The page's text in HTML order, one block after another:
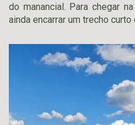
do manancial. Para chegar
ainda encarrar um trecho curto